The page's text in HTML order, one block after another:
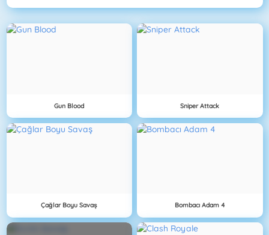
Gun Blood Sniper Attack
Çağlar Boyu Savaş Bombacı Adam 4